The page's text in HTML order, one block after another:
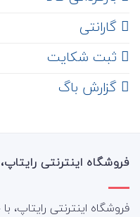
گارانتی
ثبت شکایت
‌ گزارش باگ
فروشگاه اینترنتی
فروشگاه اینترنتی